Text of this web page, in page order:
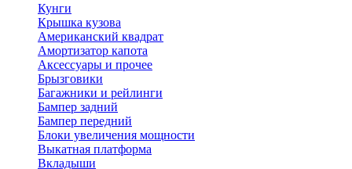
Кунги
Крышка кузова
Американский квадрат
Амортизатор капота
Аксессуары и прочее
Брызговики
Багажники и рейлинги
Бампер задний
Бампер передний
Блоки увеличения мощности
Выкатная платформа
Вкладыши